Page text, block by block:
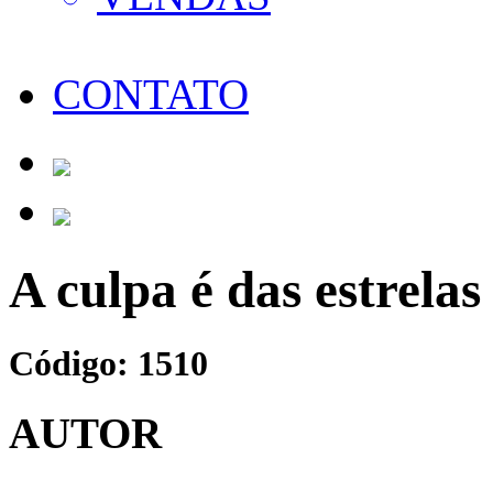
CONTATO
A culpa é das estrelas
Código: 1510
AUTOR